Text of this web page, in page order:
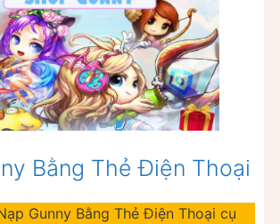
Bằng Thẻ Điện Thoại
Gunny Bằng Thẻ Điện Thoại cụ